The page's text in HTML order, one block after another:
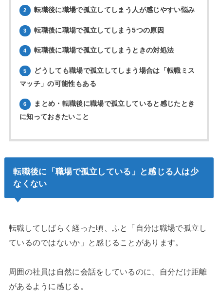
2 転職後に職場で孤立してしまう人が感じやすい悩み
3 転職後に職場で孤立してしまう5つの原因
4 転職後に職場で孤立してしまうときの対処法
5
どうしても職場で孤立してしまう場合は「転職ミス
マッチ」の可能性もある
6
まとめ・転職後に職場で孤立していると感じたとき
に知っておきたいこと
転職後に「職場で孤立している」と感じる人は少
なくない
転職してしばらく経った頃、ふと「自分は職場で孤立し
ているのではないか」と感じることがあります。
周囲の社員は自然に会話をしているのに、自分だけ距離
があるように感じる。